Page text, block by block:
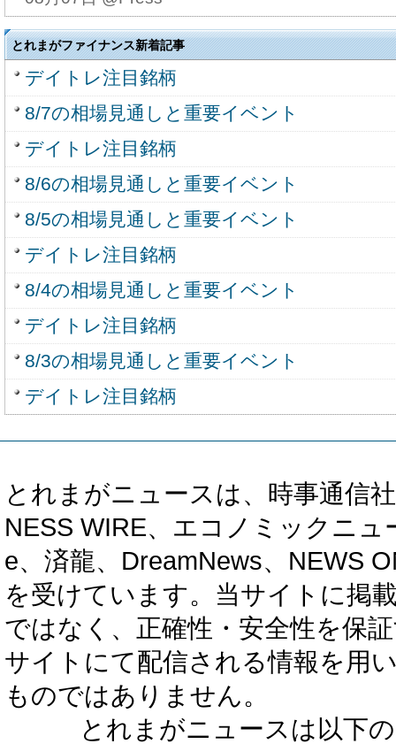
とれまがファイナンス新着記事
デイトレ注目銘柄
8/7の相場見通しと重要イベント
デイトレ注目銘柄
8/6の相場見通しと重要イベント
8/5の相場見通しと重要イベント
デイトレ注目銘柄
8/4の相場見通しと重要イベント
デイトレ注目銘柄
8/3の相場見通しと重要イベント
デイトレ注目銘柄
とれまがニュースは、時事通信
NESS WIRE、エコノミックニ
e、済龍、DreamNews、NEWS
を受けています。当サイトに掲
ではなく、正確性・安全性を保
サイトにて配信される情報を用
ものではありません。
とれまがニュースは以下